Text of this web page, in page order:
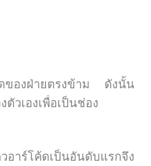
ดของฝ่ายตรงข้าม ดังนั้น
วเองเพื่อเป็นช่อง
าร์โค้ดเป็นอันดับแรกจึง